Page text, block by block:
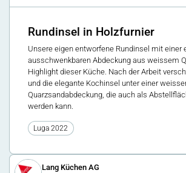
Rundinsel in Holzfurnier
Unsere eigen entworfene Rundinsel mit einer
ausschwenkbaren Abdeckung aus weissem
Highlight dieser Küche. Nach der Arbeit
und die elegante Kochinsel unter einer
Quarzsandabdeckung, die auch als
werden kann.
Luga 2022
Lang Küchen AG